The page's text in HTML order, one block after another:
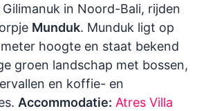
in Noord-Bali, rijden
Munduk. Munduk ligt op
hoogte en staat bekend
groen landschap met bossen,
en koffie- en
Accommodatie: Atres Villa